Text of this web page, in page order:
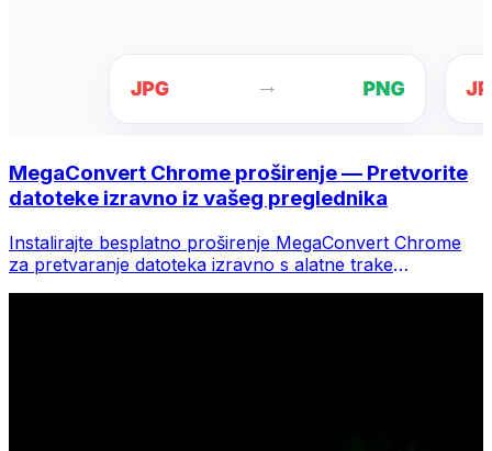
MegaConvert Chrome proširenje — Pretvorite
datoteke izravno iz vašeg preglednika
Instalirajte besplatno proširenje MegaConvert Chrome
za pretvaranje datoteka izravno s alatne trake